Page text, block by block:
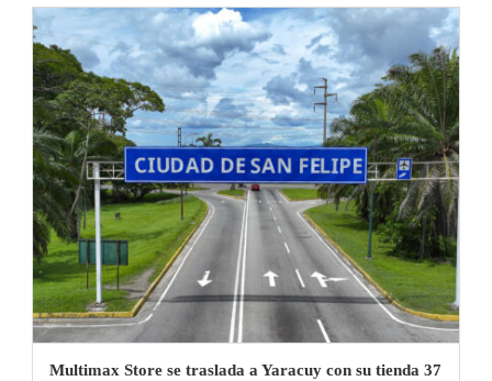
Multimax Store se traslada a Yaracuy con su tienda 37